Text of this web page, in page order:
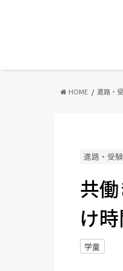
HOME 進路・
進路・受験
共
け
学童